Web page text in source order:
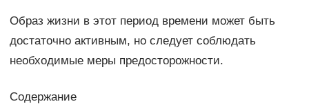
Образ жизни в этот период времени может быть
достаточно активным, но следует соблюдать
необходимые меры предосторожности.
Содержание